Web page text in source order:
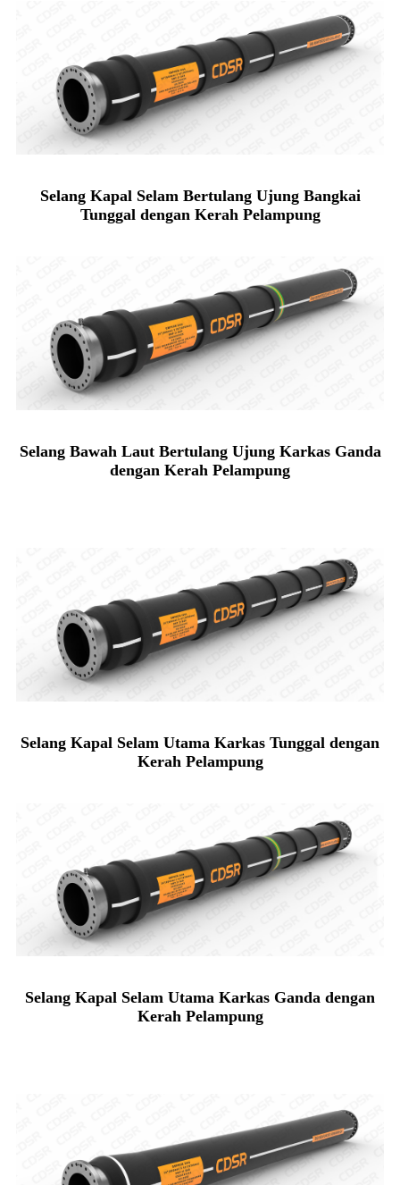
Selang Kapal Selam Bertulang Ujung Bangkai
Tunggal dengan Kerah Pelampung
Selang Bawah Laut Bertulang Ujung Karkas Ganda
dengan Kerah Pelampung
Selang Kapal Selam Utama Karkas Tunggal dengan
Kerah Pelampung
Selang Kapal Selam Utama Karkas Ganda dengan
Kerah Pelampung